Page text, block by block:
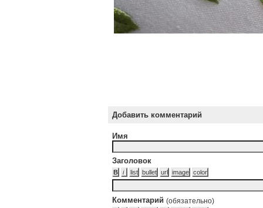
Добавить комментарий
Имя
Заголовок
Комментарий (обязательно)